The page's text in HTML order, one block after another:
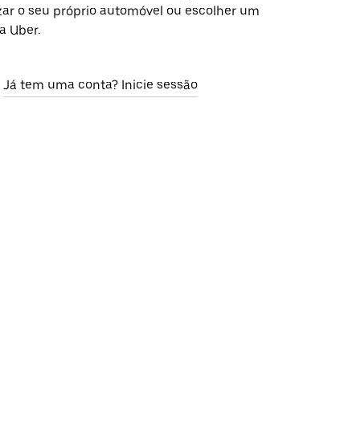
o seu próprio automóvel ou escolher um
Uber.
Já tem uma conta? Inicie sessão